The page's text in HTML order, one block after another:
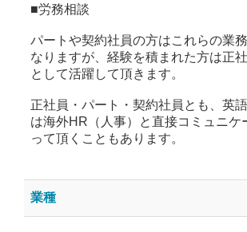
■労務相談
パートや契約社員の方はこれらの業
なりますが、経験を積まれた方は正
として活躍して頂きます。
正社員・パート・契約社員とも、英
は海外HR（人事）と直接コミュニケ
って頂くこともあります。
業種